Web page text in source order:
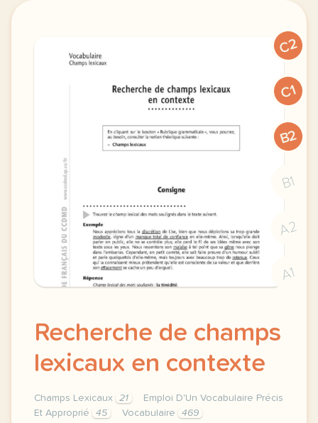
C2
C1
B2
B1
A2
A1
Recherche de champs
lexicaux en contexte
Champs Lexicaux 21
Emploi D'Un Vocabulaire Précis
Et Approprié
45 Vocabulaire 469